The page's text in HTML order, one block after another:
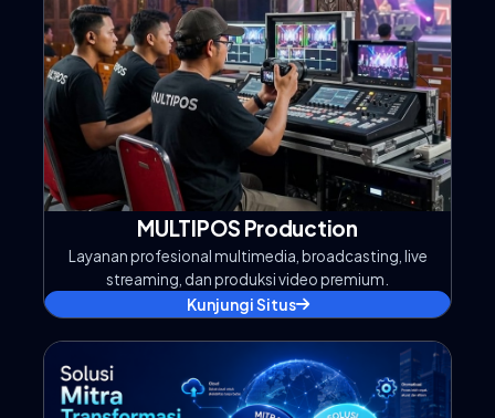
MULTIPOS Production
Layanan profesional multimedia, broadcasting, live
streaming, dan produksi video premium.
Kunjungi Situs